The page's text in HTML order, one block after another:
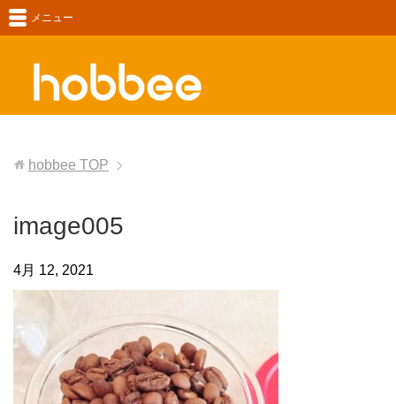
メニュー
hobbee TOP
image005
4月 12, 2021